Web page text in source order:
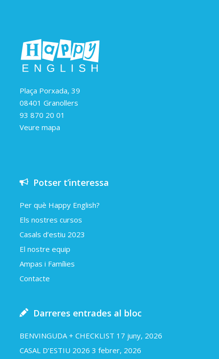
Plaça Porxada, 39
08401 Granollers
93 870 20 01
Veure mapa
Potser t’interessa
Per què Happy English?
Els nostres cursos
Casals d’estiu 2023
El nostre equip
Ampas i Famílies
Contacte
Darreres entrades al bloc
BENVINGUDA + CHECKLIST 17 juny, 2026
CASAL D’ESTIU 2026 3 febrer, 2026